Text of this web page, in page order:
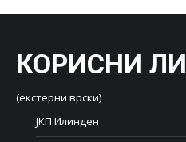
КОРИСНИ
(екстерни врски)
ЈКП Илинден